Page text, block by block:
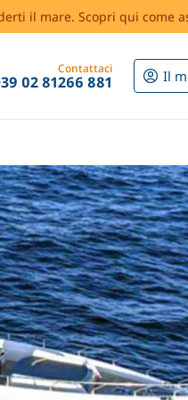
il mare. Scopri qui come
Contattaci
02 81266 881 Il